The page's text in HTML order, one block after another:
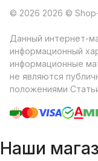
© 2026 2026 ©
Данный интернет-
информационный
информационные
не являются
положениями
Наши